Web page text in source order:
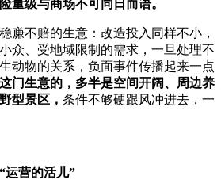
量级与商场不可同日而语。
赚不赔的生意：改造投入同样不小，
众、受地域限制的需求，一旦处理不
动物的关系，负面事件传播起来一点
门生意的，多半是空间开阔、周边养
型景区， 条件不够硬跟风冲进去，一
运营的活儿”